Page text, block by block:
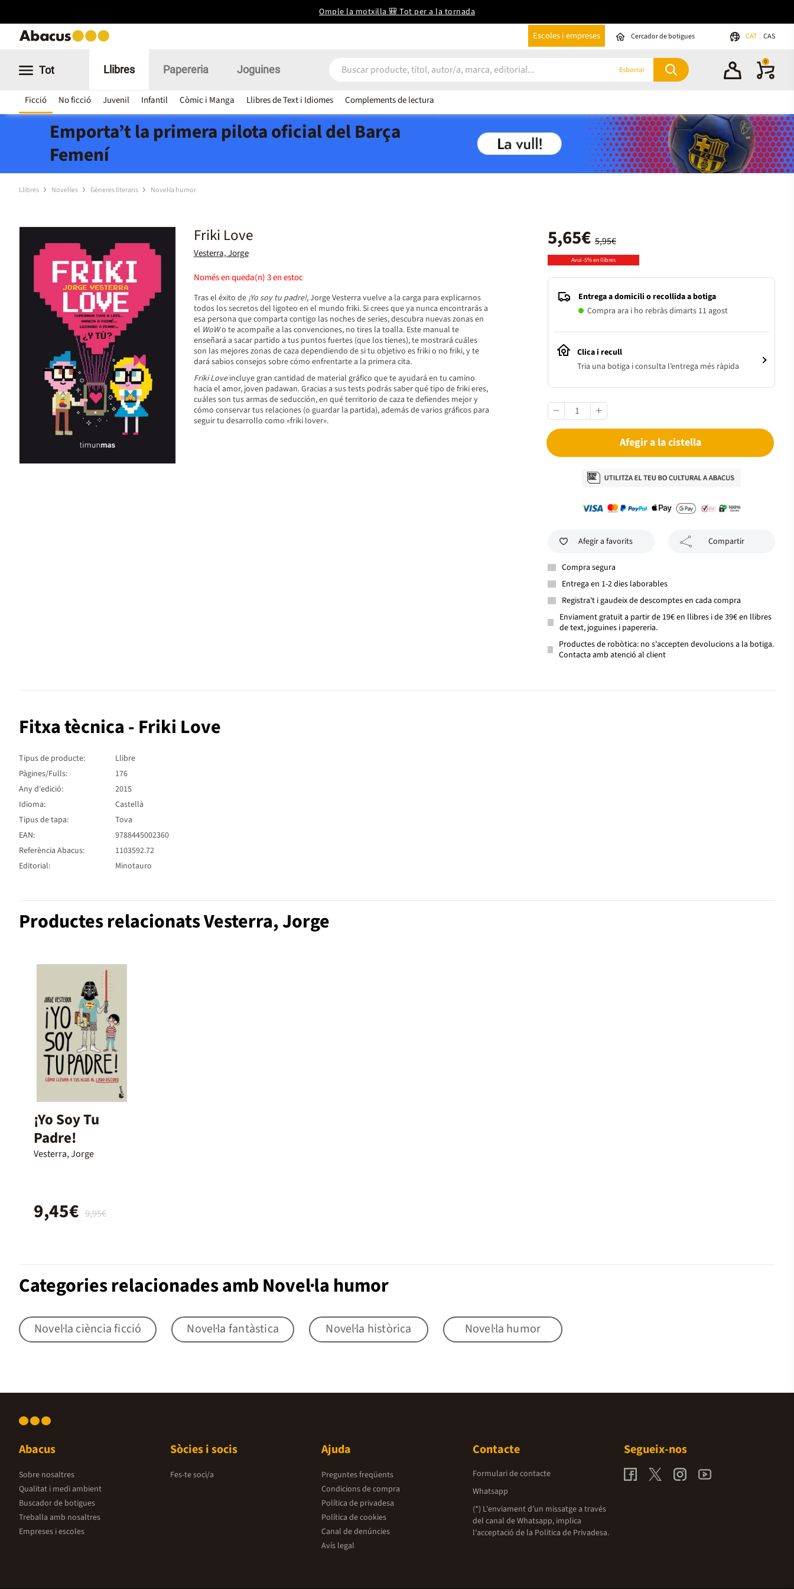
Omple la motxilla 🎒 Tot per a la tornada
Escoles i empreses Cercador de botigues CAT CAS
Tot Llibres
Ficció No ficció Juvenil Infantil Còmic i Manga Llibres de Text i Idiomes Complements de lectura
Papereria Joguines Esborrar
0
Emporta’t la primera pilota oficial del Barça
Femení
Llibres Novel·les Gèneres literaris Novel·la humor
Friki Love
Vesterra, Jorge
Només en queda(n)3en estoc
Tras el éxito de ¡Yo soy tu padre!, Jorge Vesterra vuelve a la carga para explicarnos
todos los secretos del ligoteo en el mundo friki. Si crees que ya nunca encontrarás a
esa persona que comparta contigo las noches de series, descubra nuevas zonas en
el WoWo te acompañe a las convenciones, no tires la toalla. Este manual te
enseñará a sacar partido a tus puntos fuertes (que los tienes), te mostrará cuáles
son las mejores zonas de caza dependiendo de si tu objetivo es friki o no friki, y te
dará sabios consejos sobre cómo enfrentarte a la primera cita.
Friki Loveincluye gran cantidad de material gráfico que te ayudará en tu camino
hacia el amor, joven padawan. Gracias a sus tests podrás saber qué tipo de friki eres,
cuáles son tus armas de seducción, en qué territorio de caza te defiendes mejor y
cómo conservar tus relaciones (o guardar la partida), además de varios gráficos para
seguir tu desarrollo como «friki lover».
5,95€
5,65€
Avui -5% en llibres
Entrega a domicili o recollida a botiga
Compra ara i ho rebràs dimarts 11 agost
Clica i recull
Tria una botiga i consulta l’entrega més ràpida
Afegir a la cistella
Afegir a favorits Compartir
Compra segura
Entrega en 1-2 dies laborables
Registra't i gaudeix de descomptes en cada compra
Enviament gratuït a partir de 19€ en llibres i de 39€ en llibres
de text, joguines i papereria.
Productes de robòtica: no s'accepten devolucions a la botiga.
Contacta amb atenció al client
Fitxa tècnica - Friki Love
Tipus de producte:
Llibre
Pàgines/Fulls:
176
Any d'edició:
2015
Idioma:
Castellà
Tipus de tapa:
Tova
EAN:
9788445002360
Referència Abacus:
1103592.72
Editorial:
Minotauro
Productes relacionats Vesterra, Jorge
¡Yo Soy Tu
Padre!
Vesterra, Jorge
9,95€
9,45€
Categories relacionades amb Novel·la humor
Novel·la ciència ficció Novel·la fantàstica Novel·la històrica Novel·la humor
Abacus
Sobre nosaltres
Qualitat i medi ambient
Buscador de botigues
Treballa amb nosaltres
Empreses i escoles
Sòcies i socis
Fes-te soci/a
Ajuda
Preguntes freqüents
Condicions de compra
Política de privadesa
Política de cookies
Canal de denúncies
Avís legal
Contacte
Formulari de contacte
Whatsapp
(*) L'enviament d’un missatge a través
del canal de Whatsapp, implica
l'acceptació de la Política de Privadesa.
Segueix-nos